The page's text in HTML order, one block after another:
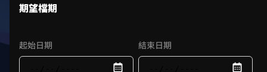
期望檔期
起始日期 結束日期